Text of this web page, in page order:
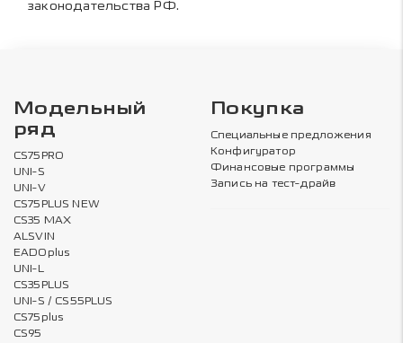
законодательства РФ.
Модельный
ряд
CS75PRO
UNI-S
UNI-V
CS75PLUS NEW
CS35 MAX
ALSVIN
EADOplus
UNI-L
CS35PLUS
UNI-S / CS55PLUS
CS75plus
CS95
Покупка
Специальные предложения
Конфигуратор
Финансовые программы
Запись на тест-драйв